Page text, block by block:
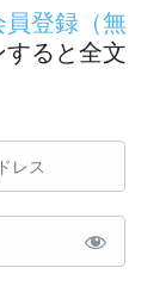
員登録（無
ると全文